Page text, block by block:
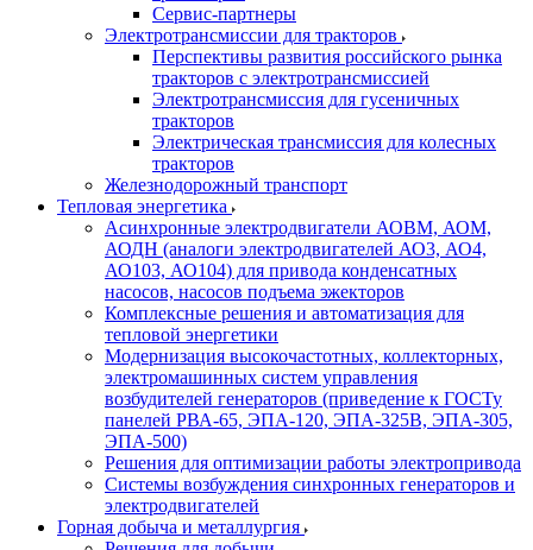
Сервис-партнеры
Электротрансмиссии для тракторов
Перспективы развития российского рынка
тракторов с электротрансмиссией
Электротрансмиссия для гусеничных
тракторов
Электрическая трансмиссия для колесных
тракторов
Железнодорожный транспорт
Тепловая энергетика
Асинхронные электродвигатели АОВМ, АОМ,
АОДН (аналоги электродвигателей АО3, АО4,
АО103, АО104) для привода конденсатных
насосов, насосов подъема эжекторов
Комплексные решения и автоматизация для
тепловой энергетики
Модернизация высокочастотных, коллекторных,
электромашинных систем управления
возбудителей генераторов (приведение к ГОСТу
панелей РВА-65, ЭПА-120, ЭПА-325В, ЭПА-305,
ЭПА-500)
Решения для оптимизации работы электропривода
Системы возбуждения синхронных генераторов и
электродвигателей
Горная добыча и металлургия